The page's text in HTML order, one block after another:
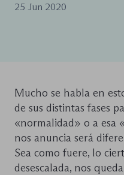
25 Jun 2020
Mucho se habla en
de sus distintas fases
«normalidad» o a esa
nos anuncia será
Sea como fuere, lo
desescalada, nos